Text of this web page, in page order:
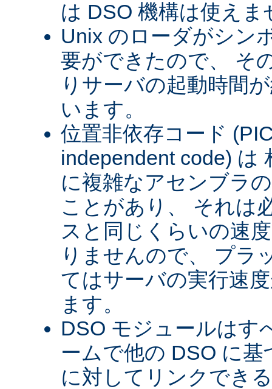
は DSO 機構は使えま
Unix のローダがシン
要ができたので、 そ
りサーバの起動時間
います。
位置非依存コード
independent code) は
に複雑なアセンブラ
ことがあり、 それは
スと同じくらいの速
りませんので、 プラ
てはサーバの実行速
ます。
DSO モジュールはす
ームで他の DSO に
に対してリンクでき